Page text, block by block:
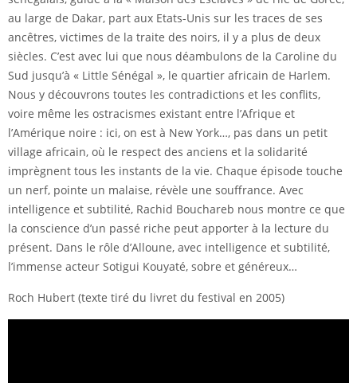
au large de Dakar, part aux Etats-Unis sur les traces de ses
ancêtres, victimes de la traite des noirs, il y a plus de deux
siècles. C’est avec lui que nous déambulons de la Caroline du
Sud jusqu’à « Little Sénégal », le quartier africain de Harlem.
Nous y découvrons toutes les contradictions et les conflits,
voire même les ostracismes existant entre l’Afrique et
l’Amérique noire : ici, on est à New York…, pas dans un petit
village africain, où le respect des anciens et la solidarité
imprègnent tous les instants de la vie. Chaque épisode touche
un nerf, pointe un malaise, révèle une souffrance. Avec
intelligence et subtilité, Rachid Bouchareb nous montre ce que
la conscience d’un passé riche peut apporter à la lecture du
présent. Dans le rôle d’Alloune, avec intelligence et subtilité,
l’immense acteur Sotigui Kouyaté, sobre et généreux…
Roch Hubert (texte tiré du livret du festival en 2005)